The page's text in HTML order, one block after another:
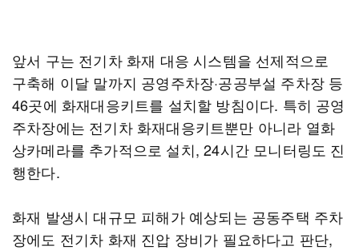
앞서 구는 전기차 화재 대응 시스템을 선제적으로
구축해 이달 말까지 공영주차장·공공부설 주차장 등
46곳에 화재대응키트를 설치할 방침이다. 특히 공영
주차장에는 전기차 화재대응키트뿐만 아니라 열화
상카메라를 추가적으로 설치, 24시간 모니터링도 진
행한다.
화재 발생시 대규모 피해가 예상되는 공동주택 주차
장에도 전기차 화재 진압 장비가 필요하다고 판단,